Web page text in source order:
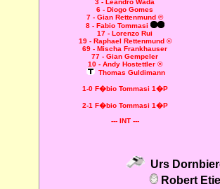
3 - Leandro Wada
6 - Diogo Gomes
7 - Gian Rettenmund ©
8 - Fabio Tommasi
17 - Lorenzo Rui
19 - Raphael Rettenmund ©
69 - Mischa Frankhauser
77 - Gian Gempeler
10 - Andy Hostettler ®
Thomas Guldimann
1-0 F�bio Tommasi 1�P
2-1 F�bio Tommasi 1�P
--- INT ---
Urs
Robert